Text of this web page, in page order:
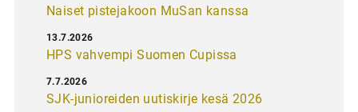
Naiset pistejakoon MuSan kanssa
HPS vahvempi Suomen Cupissa
13.7.2026
SJK-junioreiden uutiskirje kesä 2026
7.7.2026